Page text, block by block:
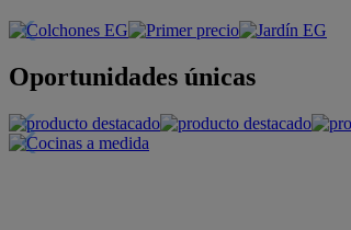
Oportunidades únicas